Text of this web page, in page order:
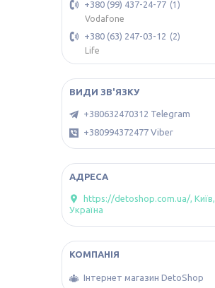
+380 (99) 437-24-77
1
Vodafone
+380 (63) 247-03-12
2
Life
+380632470312 Telegram
+380994372477 Viber
https://detoshop.com.ua/, Київ,
Україна
Інтернет магазин DetoShop